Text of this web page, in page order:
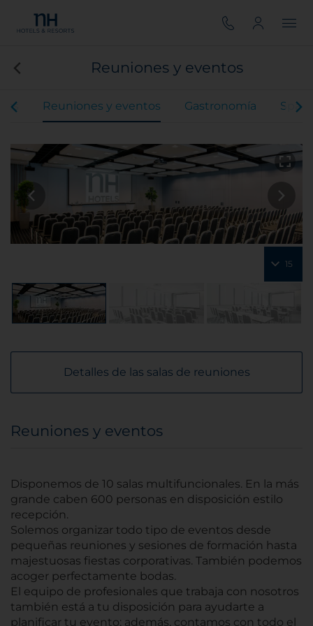
Reuniones y eventos
Reuniones y eventos Gastronomía Spa
15
Detalles de las salas de reuniones
Reuniones y eventos
Disponemos de 10 salas multifuncionales. En la más
grande caben 600 personas en disposición estilo
recepción.
Solemos organizar todo tipo de eventos desde
pequeñas reuniones y sesiones de formación hasta
majestuosas fiestas corporativas. También podemos
acoger perfectamente bodas.
El equipo de profesionales que trabaja con nosotros
también está a tu disposición para ayudarte a
planificar tu evento; además, contamos con todo el